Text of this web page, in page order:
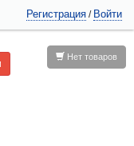
Регистрация / Войти
Нет товаров